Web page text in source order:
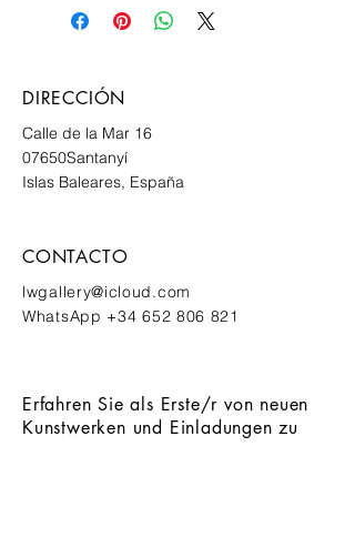
DIRECCIÓN
Calle de la Mar 16
07650Santanyí
Islas Baleares, España
CONTACTO
lwgallery@icloud.com
WhatsApp +34 652 806 821
Erfahren Sie als Erste/r von neuen
Kunstwerken und Einladungen zu